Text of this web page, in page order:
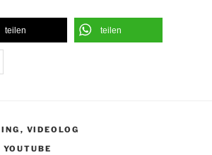
teilen teilen
, VIDEOLOG
YOUTUBE